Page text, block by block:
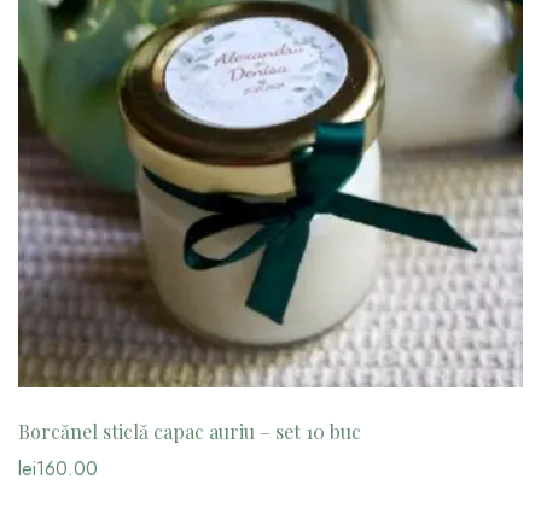
Borcănel sticlă capac auriu – set 10 buc
lei160.00